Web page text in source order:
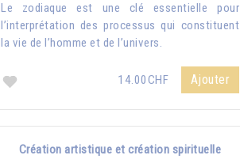
Le zodiaque est une clé essentielle pour
l’interprétation des processus qui constituent
la vie de l’homme et de l’univers.
14.00CHF Ajouter
Création artistique et création spirituelle